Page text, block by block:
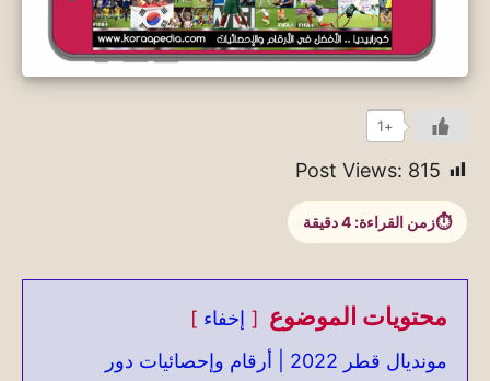
+1
Post Views: 815
زمن القراءة: 4دقيقة
محتويات الموضوع
إخفاء
مونديال قطر 2022 | أرقام وإحصائيات دور